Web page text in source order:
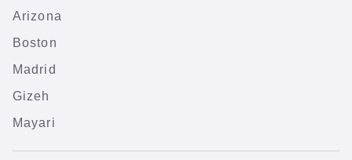
Arizona
Boston
Madrid
Gizeh
Mayari